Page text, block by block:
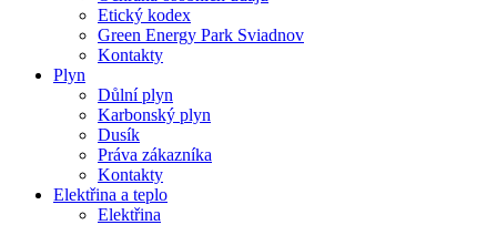
Etický kodex
Green Energy Park Sviadnov
Kontakty
Plyn
Důlní plyn
Karbonský plyn
Dusík
Práva zákazníka
Kontakty
Elektřina a teplo
Elektřina